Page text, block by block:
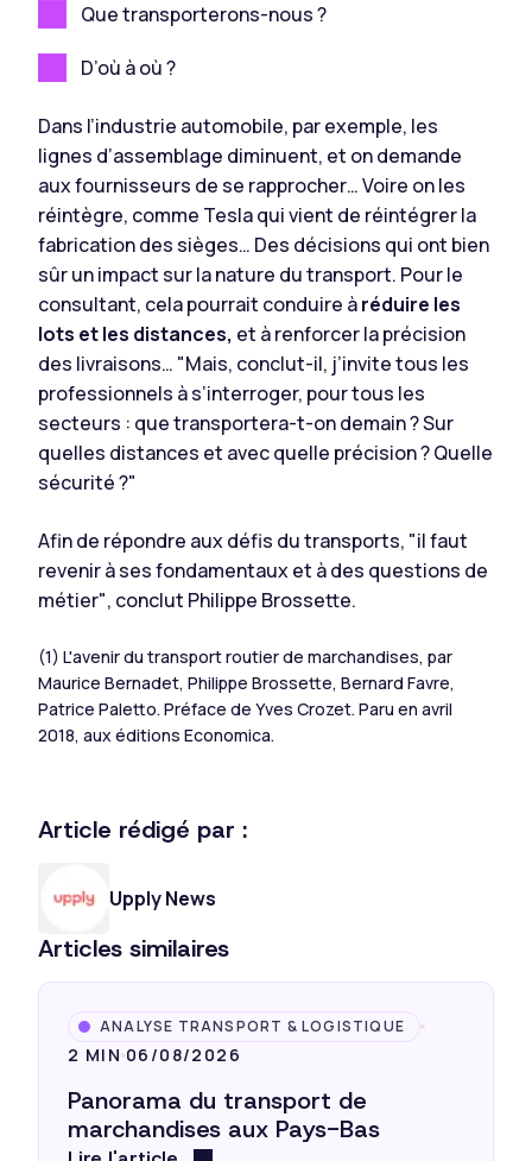
Article rédigé par :
Upply News
Articles similaires
ANALYSE TRANSPORT & LOGISTIQUE
2 MIN 06/08/2026
Panorama du transport de
marchandises aux Pays-Bas
Que transporterons-nous ?
D’où à où ?
Dans l’industrie automobile, par exemple, les
lignes d’assemblage diminuent, et on demande
aux fournisseurs de se rapprocher… Voire on les
réintègre, comme Tesla qui vient de réintégrer la
fabrication des sièges… Des décisions qui ont bien
sûr un impact sur la nature du transport. Pour le
consultant, cela pourrait conduire àréduire les
lots et les distances, et à renforcer la précision
des livraisons… "Mais, conclut-il, j’invite tous les
professionnels à s’interroger, pour tous les
secteurs : que transportera-t-on demain ? Sur
quelles distances et avec quelle précision ? Quelle
sécurité ?"
Afin de répondre aux défis du transports, "il faut
revenir à ses fondamentaux et à des questions de
métier", conclut Philippe Brossette.
(1) L'avenir du transport routier de marchandises, par
Maurice Bernadet, Philippe Brossette, Bernard Favre,
Patrice Paletto. Préface de Yves Crozet. Paru en avril
2018, aux éditions Economica.